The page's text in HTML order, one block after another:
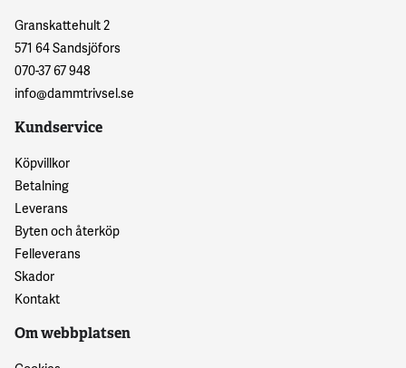
Granskattehult 2
571 64 Sandsjöfors
070-37 67 948
info@dammtrivsel.se
Kundservice
Köpvillkor
Betalning
Leverans
Byten och återköp
Felleverans
Skador
Kontakt
Om webbplatsen